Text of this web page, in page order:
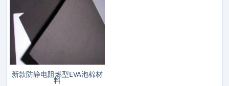
新款防静电阻燃型EVA泡棉材
料